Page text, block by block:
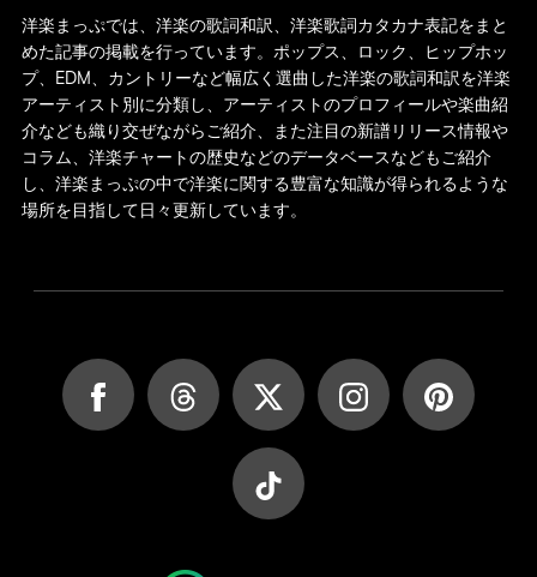
洋楽まっぷでは、洋楽の歌詞和訳、洋楽歌詞カタカナ表記をまと
めた記事の掲載を行っています。ポップス、ロック、ヒップホッ
プ、EDM、カントリーなど幅広く選曲した洋楽の歌詞和訳を洋楽
アーティスト別に分類し、アーティストのプロフィールや楽曲紹
介なども織り交ぜながらご紹介、また注目の新譜リリース情報や
コラム、洋楽チャートの歴史などのデータベースなどもご紹介
し、洋楽まっぷの中で洋楽に関する豊富な知識が得られるような
場所を目指して日々更新しています。